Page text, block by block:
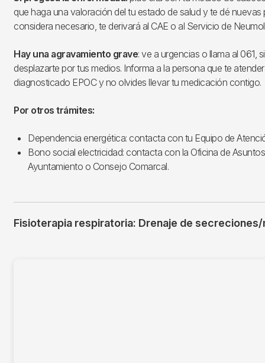
que haga una valoración del tu estado de salud y te dé nuevas
considera necesario, te derivará al CAE o al Servicio de
Hay una agravamiento grave: ve a urgencias o llama al 061,
desplazarte por tus medios. Informa a la persona que te
diagnosticado EPOC y no olvides llevar tu medicación contigo.
Por otros trámites:
Dependencia energética: contacta con tu Equipo de
Bono social electricidad: contacta con la Oficina de
Ayuntamiento o Consejo Comarcal.
Fisioterapia respiratoria: Drenaje de